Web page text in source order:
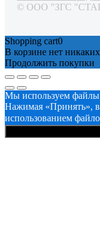
© ООО "ЗГС
Shopping cart0
В корзине нет
Продолжить покупки
Мы используем файлы
Нажимая «Принять»,
использованием